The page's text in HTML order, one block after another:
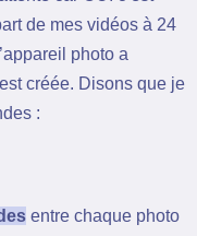
de mes vidéos à 24
photo a
créée. Disons que je
:
entre chaque photo